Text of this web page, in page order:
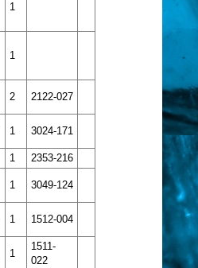
1
1
2 2122-027
1 3024-171
1 2353-216
1 3049-124
1 1512-004
1
1511-
022